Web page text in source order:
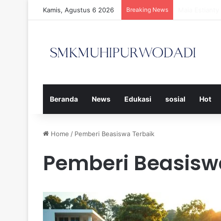
Kamis, Agustus 6 2026 Breaking News
Beranda News Edukasi sosial Hot
Home / Pemberi Beasiswa Terbaik
Pemberi